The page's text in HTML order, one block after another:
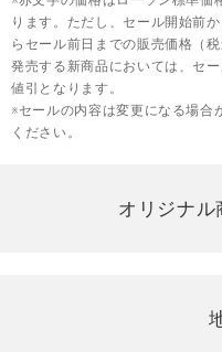
ります。ただし、セール開始前
らセール前日までの販売価格（
発売する新商品においては、セ
値引となります。
※セールの内容は変更になる場合
ください。
オリジナル